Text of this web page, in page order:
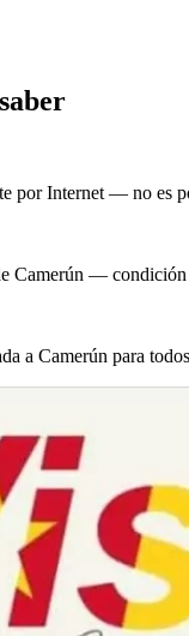
por Internet — no es
Camerún —
a Camerún para